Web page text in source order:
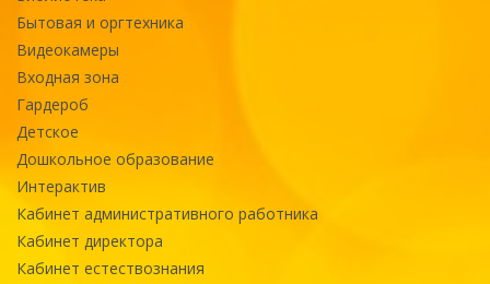
Бытовая и оргтехника
Видеокамеры
Входная зона
Гардероб
Детское
Дошкольное образование
Интерактив
Кабинет административного работника
Кабинет директора
Кабинет естествознания